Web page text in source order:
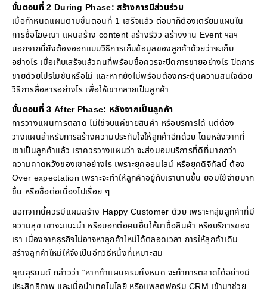
ขั้นตอนที่ 2 During Phase: สร้างการมีส่วนร่วม
เมื่อกำหนดแผนตามขั้นตอนที่ 1 เสร็จแล้ว ต่อมาก็ต้องเตรียมแผนใน
การซื้อโฆษณา แผนสร้าง content สร้างรีวิว สร้างงาน Event ฯลฯ
นอกจากนี้ยังต้องออกแบบวิธีการเก็บข้อมูลของลูกค้าด้วยว่าจะเก็บ
อย่างไร เมื่อเก็บเสร็จแล้วคนที่พร้อมซื้อควรจะปิดการขายอย่างไร ปิดการ
ขายด้วยโปรโมชันหรือไม่ และหากยังไม่พร้อมต้องกระตุ้นความสนใจด้วย
วิธีการสื่อสารอย่างไร เพื่อให้เขากลายเป็นลูกค้า
ขั้นตอนที่ 3 After Phase: หลังจากเป็นลูกค้า
การวางแผนการตลาด ไม่ใช่จบแค่ขายสินค้า หรือบริการได้ แต่ต้อง
วางแผนสำหรับการสร้างความประทับใจให้ลูกค้าอีกด้วย โดยหลังจากที่
เขาเป็นลูกค้าแล้ว เราควรวางแผนว่า จะส่งมอบบริการที่ดีที่มากกว่า
ความคาดหวังของเขาอย่างไร เพราะยุคออนไลน์ หรือยุคดิจิทัลนี้ ต้อง
Over expectation เพราะจะทำให้ลูกค้าอยู่กับเรานานขึ้น ยอมใช้จ่ายมาก
ขึ้น หรือซื้อต่อเนื่องไปเรื่อย ๆ
นอกจากนี้ควรมีแผนสร้าง Happy Customer ด้วย เพราะกลุ่มลูกค้าที่มี
ความสุข เขาจะแนะนำ หรือบอกต่อคนอื่นให้มาซื้อสินค้า หรือบริการของ
เรา เนื่องจากธุรกิจไม่อาจหาลูกค้าใหม่ได้ตลอดเวลา การให้ลูกค้าเดิม
สร้างลูกค้าใหม่ให้จึงเป็นอีกวิธีหนึ่งที่เหมาะสม
คุณสุริยนต์ กล่าวว่า “หากทำแผนครบทั้งหมด จะทำการตลาดได้อย่างมี
ประสิทธิภาพ และเมื่อนำเทคโนโลยี หรือแพลตฟอร์ม CRM เข้ามาช่วย